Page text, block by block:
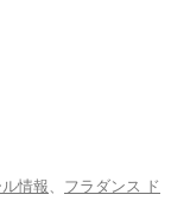
情報、 フラダンス ド